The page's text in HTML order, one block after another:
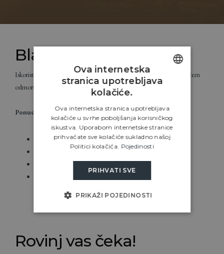
Black Friday Ponuda
Iskoristite najveći popust u godini iuštedite30%na Vašem sljedećem
odmoru u srcu grada Rovinja.
Ponuda traje do 01.12.2025.
Besplatni WiFi i Parking
15 minuta hoda od centra Rovinja
Privatnost i mir
Rovinj vas čeka!
ENGLISH
ITALIAN
GERMAN
Ova internetska
stranica upotrebljava
kolačiće.
Ova internetska stranica upotrebljava
kolačiće u svrhe poboljšanja korisničkog
iskustva. Uporabom internetske stranice
prihvaćate sve kolačiće sukladno našoj
Politici kolačića. Pojedinosti
PRIHVATI SVE
PRIKAŽI POJEDINOSTI